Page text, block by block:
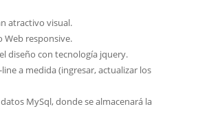
atractivo visual.
Web responsive.
diseño con tecnología jquery.
a medida (ingresar, actualizar los
MySql, donde se almacenará la